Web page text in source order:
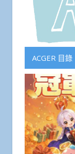
ACGER 目錄